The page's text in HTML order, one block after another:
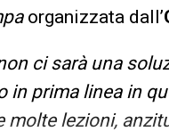
organizzata dall’
ci sarà una
in prima linea in
molte lezioni,